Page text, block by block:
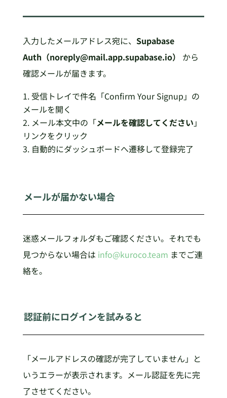
入力したメールアドレス宛に、 Supabase
Auth（noreply@mail.app.supabase.io）
から
確認メールが届きます。
受信トレイで件名「Confirm Your Signup」の
メールを開く
メール本文中の「メールを確認してください 」
リンクをクリック
自動的にダッシュボードへ遷移して登録完了
メールが届かない場合
迷惑メールフォルダもご確認ください。それでも
見つからない場合は info@kuroco.team までご連
絡を。
認証前にログインを試みると
「メールアドレスの確認が完了していません」と
いうエラーが表示されます。メール認証を先に完
了させてください。